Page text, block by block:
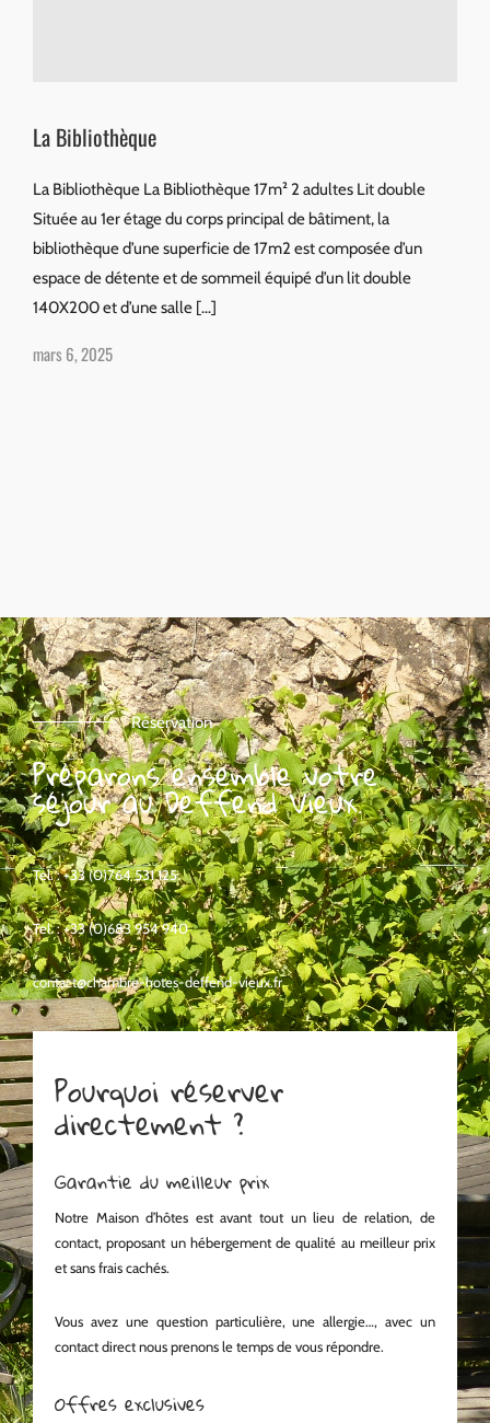
La Bibliothèque
La Bibliothèque La Bibliothèque 17m² 2 adultes Lit double
Située au 1er étage du corps principal de bâtiment, la
bibliothèque d’une superficie de 17m2 est composée d’un
espace de détente et de sommeil équipé d’un lit double
140X200 et d’une salle […]
mars 6, 2025
Réservation
Préparons ensemble votre
séjour au Deffend Vieux.
Tel. : +33 (0)764 531 125
Tel. : +33 (0)683 954 940
contact@chambre-hotes-deffend-vieux.fr
Pourquoi réserver
directement ?
Garantie du meilleur prix
Notre Maison d’hôtes est avant tout un lieu de relation, de
contact, proposant un hébergement de qualité au meilleur prix
et sans frais cachés.
Vous avez une question particulière, une allergie…, avec un
contact direct nous prenons le temps de vous répondre.
Offres exclusives